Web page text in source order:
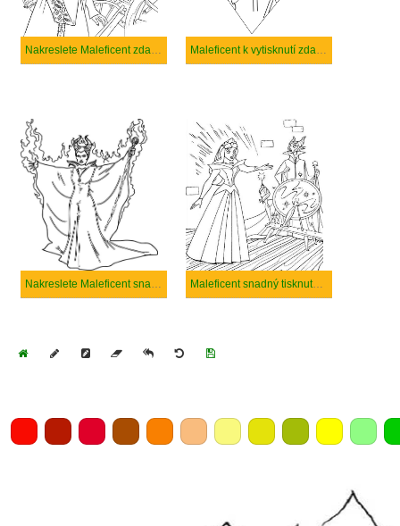
Nakreslete Maleficent zdarma základní tisknutelné Maleficent k vytisknutí zdarma
Nakreslete Maleficent snadný tisknutelné Maleficent snadný tisknutelné